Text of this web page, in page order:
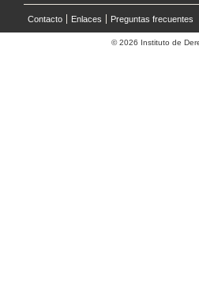
Contacto Enlaces Preguntas frecuentes
© 2026 Instituto de